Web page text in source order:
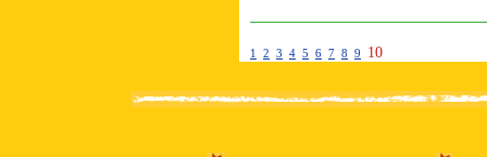
1 2 3 4 5 6 7 8 9 10